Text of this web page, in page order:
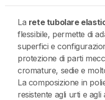
La rete tubolare
flessibile, permette di
superfici e
protezione di parti
cromature, sedie e
La composizione in
resistente agli urti e